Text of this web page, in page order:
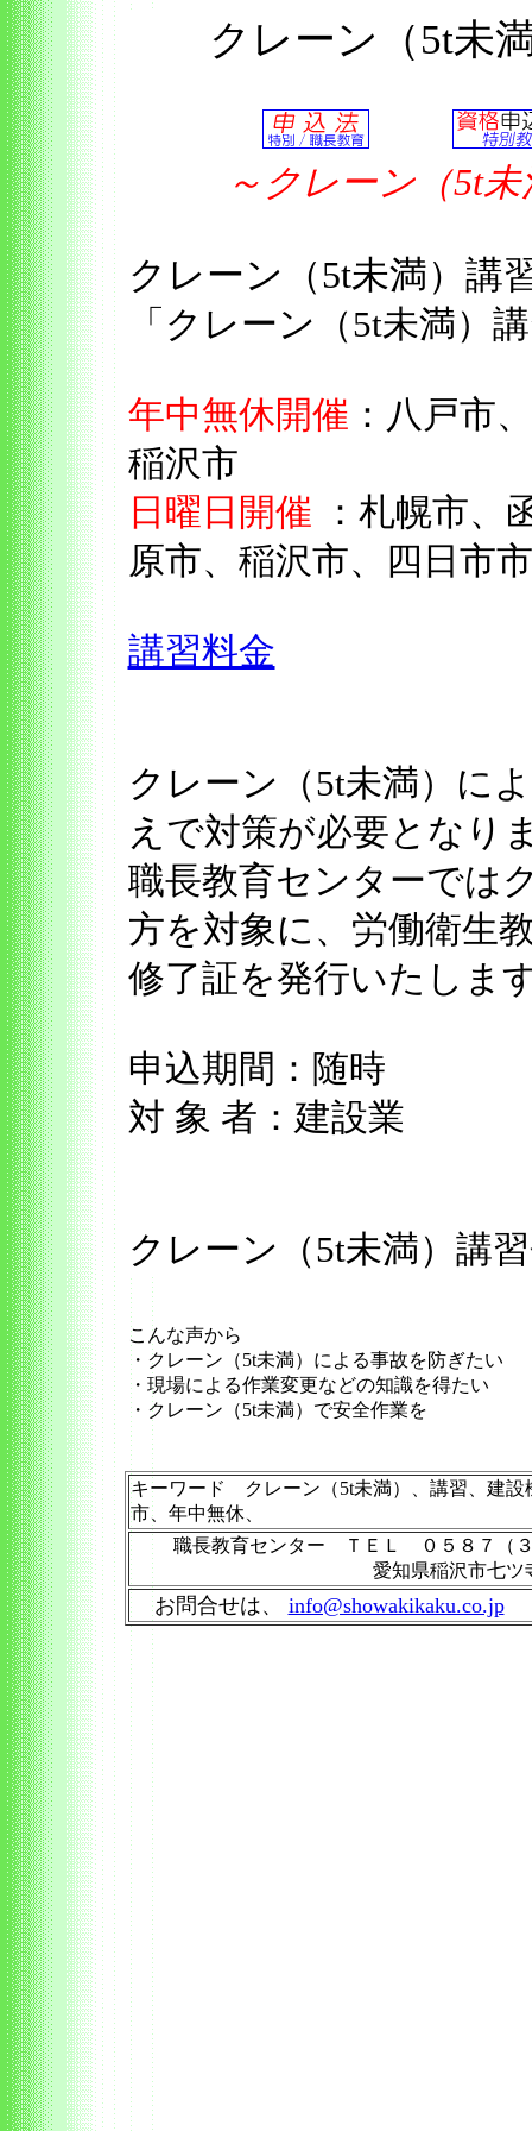
クレーン（5t未
～クレーン（5t
クレーン（5t未満）
「クレーン（5t未満）
年中無休開催 ：八戸市
稲沢市
日曜日開催 ：札幌市、
原市、稲沢市、四日市
講習料金
クレーン（5t未満）に
えで対策が必要となり
職長教育センターでは
方を対象に、労働衛生
修了証を発行いたしま
申込期間：随時
対 象 者：建設業
クレーン（5t未満）講
こんな声から
・クレーン（5t未満）による事故を防ぎたい
・現場による作業変更などの知識を得たい
・クレーン（5t未満）で安全作業を
キーワード クレーン（5t未満）、講習、建設
市、年中無休、
職長教育センター ＴＥＬ ０５８７（
愛知県稲沢市七
お問合せは、 info@showakikaku.co.jp